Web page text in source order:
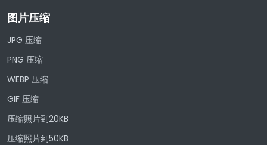
图片压缩
JPG 压缩
PNG 压缩
WEBP 压缩
GIF 压缩
压缩照片到20KB
压缩照片到50KB